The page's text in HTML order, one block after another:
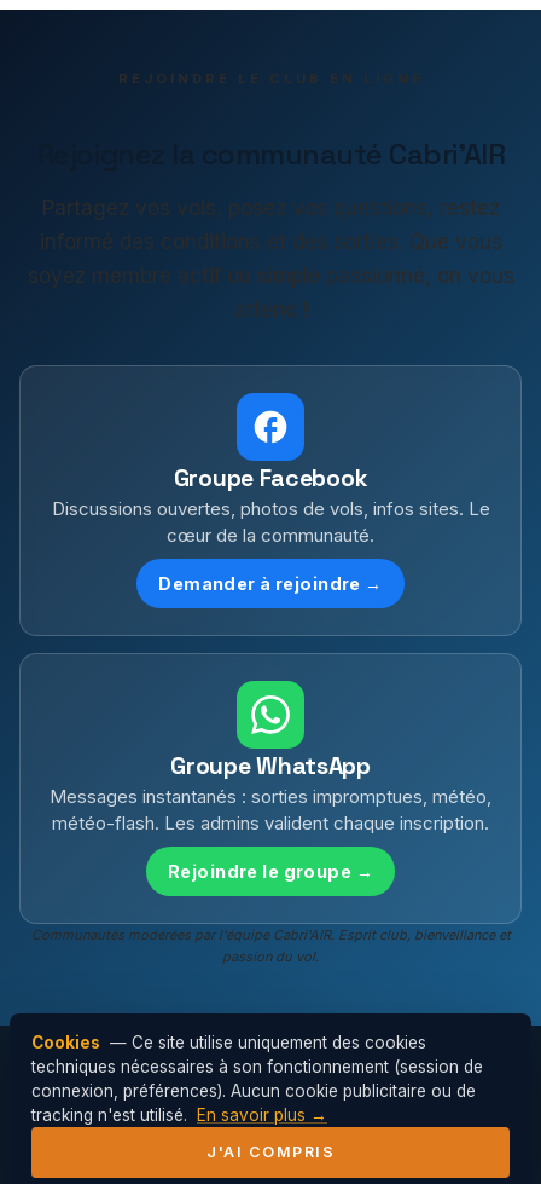
REJOINDRE LE CLUB EN LIGNE
Rejoignez la communauté Cabri'AIR
Partagez vos vols, posez vos questions, restez
informé des conditions et des sorties. Que vous
soyez membre actif ou simple passionné, on vous
attend !
Groupe Facebook
Discussions ouvertes, photos de vols, infos sites. Le
cœur de la communauté.
Demander à rejoindre →
Groupe WhatsApp
Messages instantanés : sorties impromptues, météo,
météo-flash. Les admins valident chaque inscription.
Rejoindre le groupe →
Communautés modérées par l'équipe Cabri'AIR. Esprit club, bienveillance et
passion du vol.
© 2026 Cabri'AIR — Club de parapente de
l'Hérault ·Mentions légales
Cookies — Ce site utilise uniquement des cookies
techniques nécessaires à son fonctionnement (session de
connexion, préférences). Aucun cookie publicitaire ou de
tracking n'est utilisé.
En savoir plus →
J'AI COMPRIS